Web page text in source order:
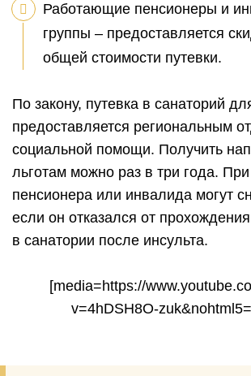
Работающие пенсионеры и
группы – предоставляется
общей стоимости путевки.
По закону, путевка в санаторий
предоставляется региональным
социальной помощи. Получить
льготам можно раз в три года.
пенсионера или инвалида могут
если он отказался от
в санатории после инсульта.
[media=https://
v=4hDSH8O-